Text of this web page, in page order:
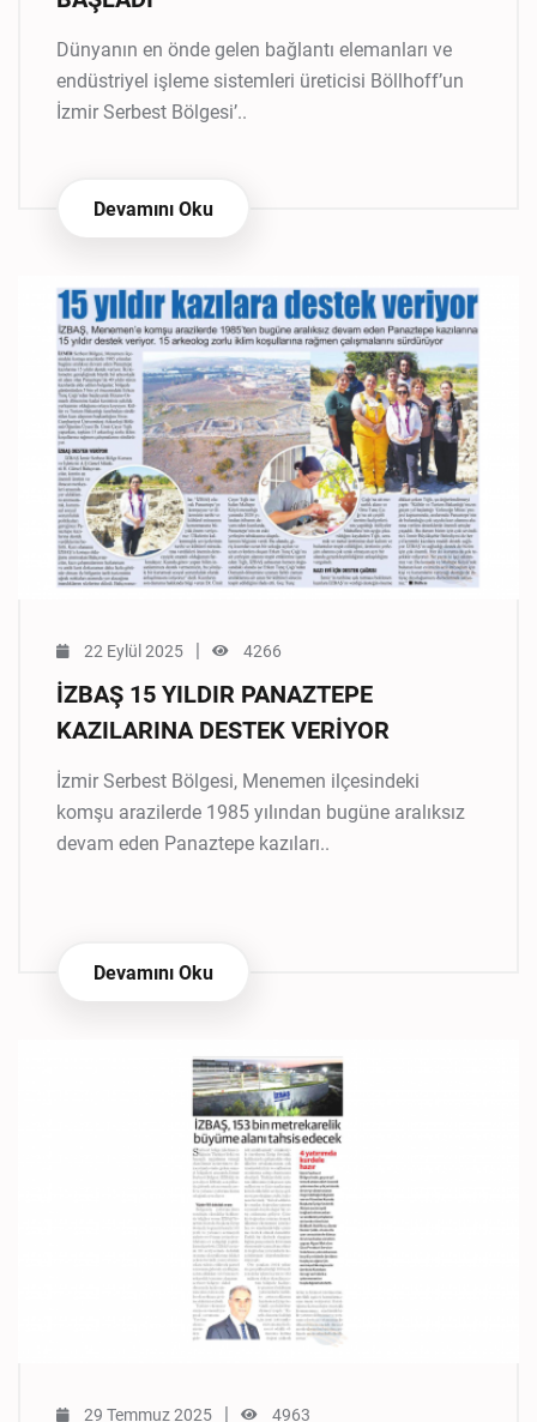
Dünyanın en önde gelen bağlantı elemanları ve
endüstriyel işleme sistemleri üreticisi Böllhoff’un
İzmir Serbest Bölgesi’..
Devamını Oku
22 Eylül 2025 4266
İZBAŞ 15 YILDIR PANAZTEPE
KAZILARINA DESTEK VERİYOR
İzmir Serbest Bölgesi, Menemen ilçesindeki
komşu arazilerde 1985 yılından bugüne aralıksız
devam eden Panaztepe kazıları..
Devamını Oku
29 Temmuz 2025 4963